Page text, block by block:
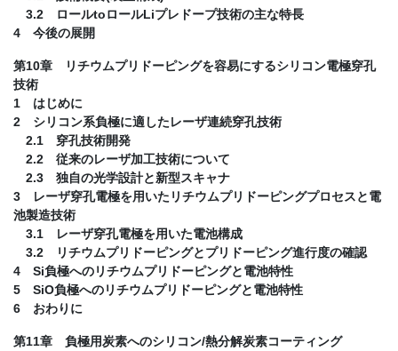
3.2 ロールtoロールLiプレドープ技術の主な特長
4 今後の展開
第10章 リチウムプリドーピングを容易にするシリコン電極穿孔
技術
1 はじめに
2 シリコン系負極に適したレーザ連続穿孔技術
2.1 穿孔技術開発
2.2 従来のレーザ加工技術について
2.3 独自の光学設計と新型スキャナ
3 レーザ穿孔電極を用いたリチウムプリドーピングプロセスと電
池製造技術
3.1 レーザ穿孔電極を用いた電池構成
3.2 リチウムプリドーピングとプリドーピング進行度の確認
4 Si負極へのリチウムプリドーピングと電池特性
5 SiO負極へのリチウムプリドーピングと電池特性
6 おわりに
第11章 負極用炭素へのシリコン/熱分解炭素コーティング